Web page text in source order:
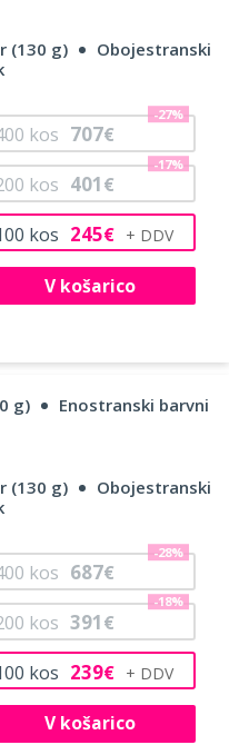
(130 g)
Obojestranski
kos 245€
kos 401€
-17%
kos 707€
-27%
V košarico
g)
Enostranski barvni
(130 g)
Obojestranski
kos 239€
kos 391€
-18%
kos 687€
-28%
V košarico